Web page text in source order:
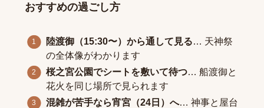
おすすめの過ごし方
陸渡御（15:30〜）から通して見る… 天神祭
の全体像がわかります
桜之宮公園でシートを敷いて待つ… 船渡御と
花火を同じ場所で見られます
混雑が苦手なら宵宮（24日）へ… 神事と屋台